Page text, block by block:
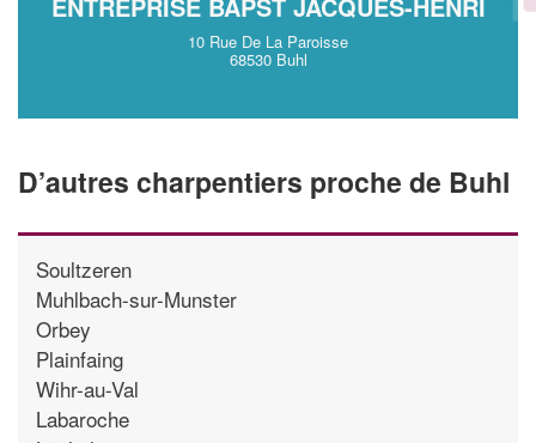
10 Rue De La Paroisse
68530 Buhl
D’autres charpentiers proche de Buhl
Soultzeren
Muhlbach-sur-Munster
Orbey
Plainfaing
Wihr-au-Val
Labaroche